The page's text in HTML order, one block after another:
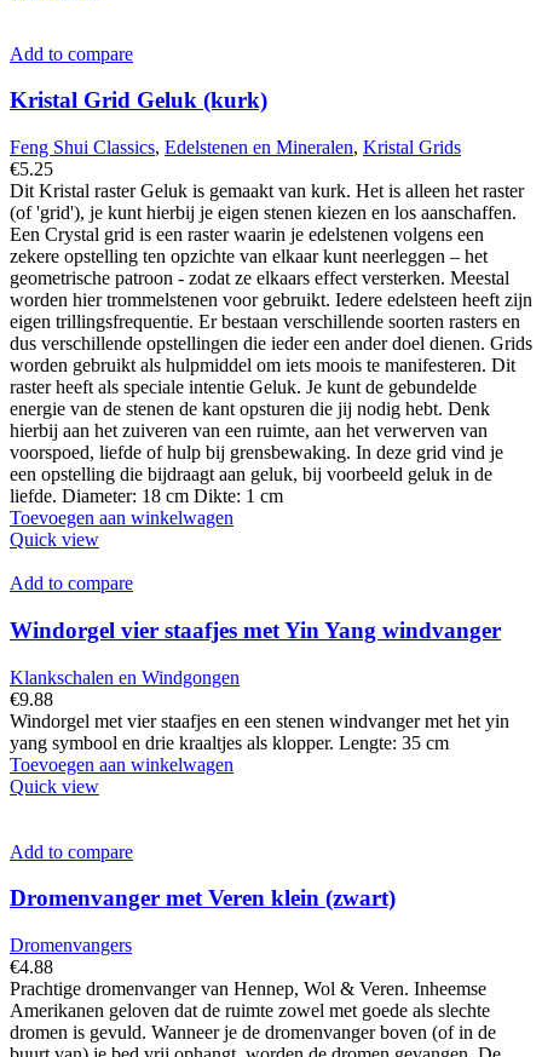
Add to compare
Kristal Grid Geluk (kurk)
Feng Shui Classics, Edelstenen en Mineralen, Kristal Grids
€5.25
Dit Kristal raster Geluk is gemaakt van kurk. Het is alleen het raster
(of 'grid'), je kunt hierbij je eigen stenen kiezen en los aanschaffen.
Een Crystal grid is een raster waarin je edelstenen volgens een
zekere opstelling ten opzichte van elkaar kunt neerleggen – het
geometrische patroon - zodat ze elkaars effect versterken. Meestal
worden hier trommelstenen voor gebruikt. Iedere edelsteen heeft zijn
eigen trillingsfrequentie. Er bestaan verschillende soorten rasters en
dus verschillende opstellingen die ieder een ander doel dienen. Grids
worden gebruikt als hulpmiddel om iets moois te manifesteren. Dit
raster heeft als speciale intentie Geluk. Je kunt de gebundelde
energie van de stenen de kant opsturen die jij nodig hebt. Denk
hierbij aan het zuiveren van een ruimte, aan het verwerven van
voorspoed, liefde of hulp bij grensbewaking. In deze grid vind je
een opstelling die bijdraagt aan geluk, bij voorbeeld geluk in de
liefde. Diameter: 18 cm Dikte: 1 cm
Toevoegen aan winkelwagen
Quick view
Add to compare
Windorgel vier staafjes met Yin Yang windvanger
Klankschalen en Windgongen
€9.88
Windorgel met vier staafjes en een stenen windvanger met het yin
yang symbool en drie kraaltjes als klopper. Lengte: 35 cm
Toevoegen aan winkelwagen
Quick view
Add to compare
Dromenvanger met Veren klein (zwart)
Dromenvangers
€4.88
Prachtige dromenvanger van Hennep, Wol & Veren. Inheemse
Amerikanen geloven dat de ruimte zowel met goede als slechte
dromen is gevuld. Wanneer je de dromenvanger boven (of in de